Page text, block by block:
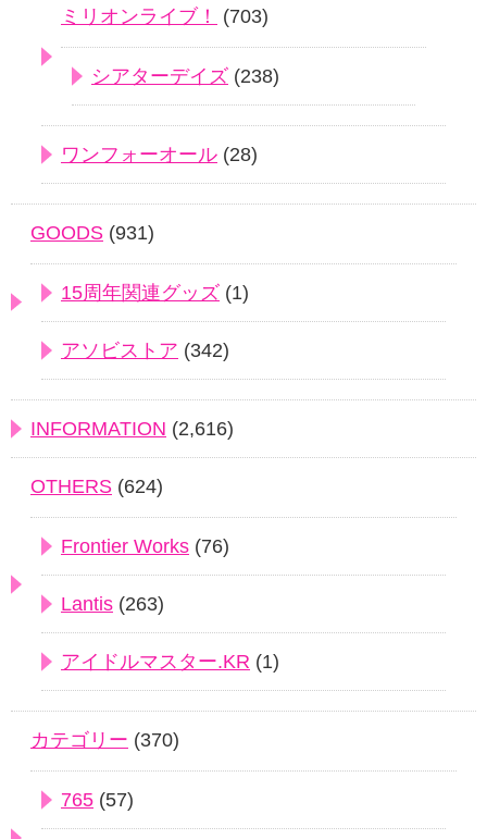
ミリオンライブ！ (703)
シアターデイズ (238)
ワンフォーオール (28)
GOODS (931)
15周年関連グッズ (1)
アソビストア (342)
INFORMATION (2,616)
OTHERS (624)
Frontier Works (76)
Lantis (263)
アイドルマスター.KR (1)
カテゴリー (370)
765 (57)